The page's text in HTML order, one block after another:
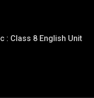
: Class 8 English Unit